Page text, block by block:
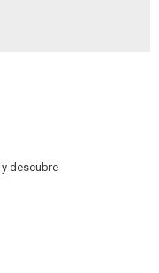
y descubre